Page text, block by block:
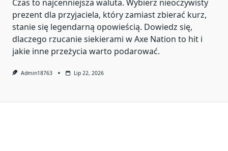
Czas to najcenniejsza waluta. Wybierz nieoczywisty
prezent dla przyjaciela, który zamiast zbierać kurz,
stanie się legendarną opowieścią. Dowiedz się,
dlaczego rzucanie siekierami w Axe Nation to hit i
jakie inne przeżycia warto podarować.
Admin18763 Lip 22, 2026